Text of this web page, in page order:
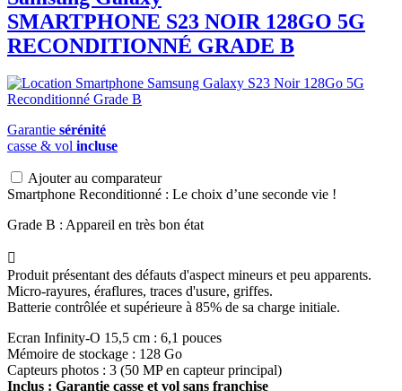
SMARTPHONE S23 NOIR 128GO 5G
RECONDITIONNÉ GRADE B
Garantie sérénité
casse & vol incluse
Ajouter au comparateur
Smartphone Reconditionné : Le choix d’une seconde vie !
Grade B : Appareil en très bon état

Produit présentant des défauts d'aspect mineurs et peu apparents.
Micro-rayures, éraflures, traces d'usure, griffes.
Batterie contrôlée et supérieure à 85% de sa charge initiale.
Ecran Infinity-O 15,5 cm : 6,1 pouces
Mémoire de stockage : 128 Go
Capteurs photos : 3 (50 MP en capteur principal)
Inclus : Garantie casse et vol sans franchise